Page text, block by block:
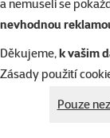
a nemuseli se
nevhodnou
Děkujeme,k vašim
Zásady použití
Pouze
Kolín
Ovčáry
Kozomín